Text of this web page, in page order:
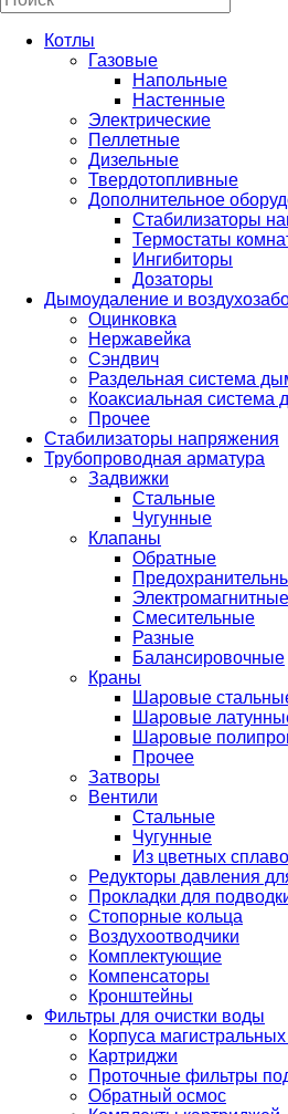
Котлы
Газовые
Напольные
Настенные
Электрические
Пеллетные
Дизельные
Твердотопливные
Дополнительное
Стабилизаторы
Термостаты
Ингибиторы
Дозаторы
Дымоудаление и
Оцинковка
Нержавейка
Сэндвич
Раздельная система
Коаксиальная система
Прочее
Стабилизаторы напряжения
Трубопроводная арматура
Задвижки
Стальные
Чугунные
Клапаны
Обратные
Электромагнитные
Смесительные
Разные
Балансировочные
Краны
Шаровые
Шаровые
Шаровые
Прочее
Затворы
Вентили
Стальные
Чугунные
Из цветных
Редукторы давления
Прокладки для
Стопорные кольца
Воздухоотводчики
Комплектующие
Компенсаторы
Кронштейны
Фильтры для очистки воды
Корпуса
Картриджи
Проточные фильтры
Обратный осмос